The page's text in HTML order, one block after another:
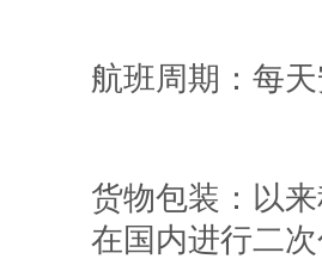
航班周期：每
货物包装：以
在国内进行二